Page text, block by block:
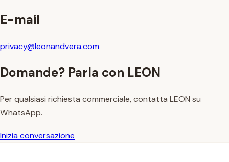
E-mail
privacy@leonandvera.com
Domande? Parla con LEON
Per qualsiasi richiesta commerciale, contatta LEON su
WhatsApp.
Inizia conversazione